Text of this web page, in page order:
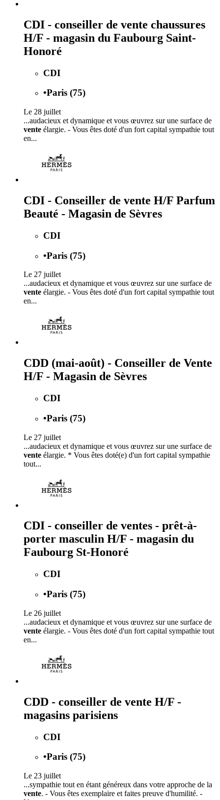
CDI - conseiller de vente chaussures
H/F - magasin du Faubourg Saint-
Honoré
CDI
•Paris (75)
Le 28 juillet
...audacieux et dynamique et vous œuvrez sur une surface de
vente élargie. - Vous êtes doté d'un fort capital sympathie tout
en...
CDI - Conseiller de vente H/F Parfum
Beauté - Magasin de Sèvres
CDI
•Paris (75)
Le 27 juillet
...audacieux et dynamique et vous œuvrez sur une surface de
vente élargie. - Vous êtes doté d'un fort capital sympathie tout
en...
CDD (mai-août) - Conseiller de Vente
H/F - Magasin de Sèvres
CDI
•Paris (75)
Le 27 juillet
...audacieux et dynamique et vous œuvrez sur une surface de
vente élargie. * Vous êtes doté(e) d'un fort capital sympathie
tout...
CDI - conseiller de ventes - prêt-à-
porter masculin H/F - magasin du
Faubourg St-Honoré
CDI
•Paris (75)
Le 26 juillet
...audacieux et dynamique et vous œuvrez sur une surface de
vente élargie. - Vous êtes doté d'un fort capital sympathie tout
en...
CDD - conseiller de vente H/F -
magasins parisiens
CDI
•Paris (75)
Le 23 juillet
...sympathie tout en étant généreux dans votre approche de la
vente. - Vous êtes exemplaire et faites preuve d'humilité. -